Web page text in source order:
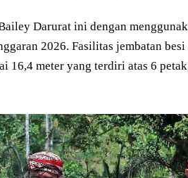
Darurat ini dengan
2026. Fasilitas jembatan
16,4 meter yang terdiri atas 6